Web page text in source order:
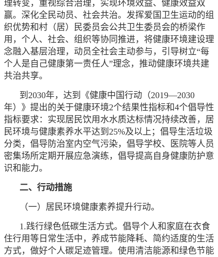
理转变，重视综合治理，实现环境效益、健康效益双
赢。深化全民动员、社会共治。发挥爱国卫生运动的组
织优势和村（居）民委员会公共卫生委员会的桥梁作
用，个人、社会、组织等协同推进，将健康环境建设理
念融入基层治理，动员全社会主动参与，引导树立“每
个人是自己健康第一责任人”理念，推动健康环境共建
共治共享。
到2030年，达到《健康中国行动（2019—2030
年）》提出的关于健康环境2个结果性指标和4个倡导性
指标要求：实现居民饮用水水质达标情况持续改善，居
民环境与健康素养水平达到25%及以上；倡导生活垃圾
分类，倡导防治室内空气污染，倡导学校、医院等人员
密集场所定期开展应急演练，倡导提高自身健康防护意
识和能力。
二、行动措施
（一）居民环境健康素养提升行动。
1.践行绿色低碳生活方式。倡导个人和家庭在衣食
住行用等日常生活中，养成节能降耗、简约适度的生活
方式，做好个人碳足迹管理。使用清洁能源和绿色节能